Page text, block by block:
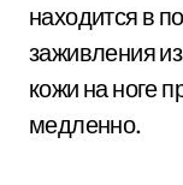
находится в
заживления
кожи на ноге
медленно.